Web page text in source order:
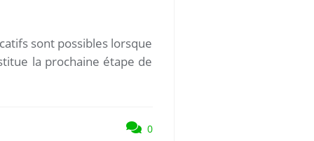
sont possibles lorsque
la prochaine étape de
0